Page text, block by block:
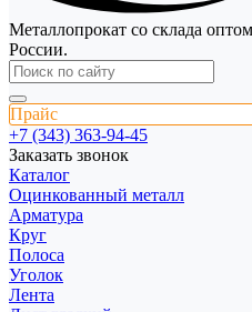
Металлопрокат со склада
России.
Прайс
+7 (343) 363-94-45
Заказать звонок
Каталог
Оцинкованный металл
Арматура
Круг
Полоса
Уголок
Лента